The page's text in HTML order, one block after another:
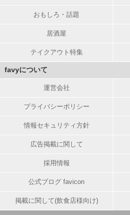
おもしろ・話題
居酒屋
テイクアウト特集
favyについて
運営会社
プライバシーポリシー
情報セキュリティ方針
広告掲載に関して
採用情報
公式ブログ favicon
掲載に関して(飲食店様向け)